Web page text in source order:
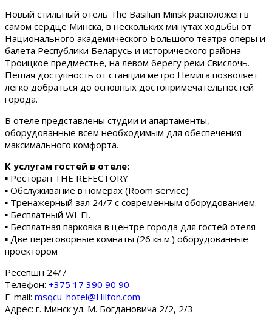
Новый стильный отель The Basilian Minsk расположен в
самом сердце Минска, в нескольких минутах ходьбы от
Национального академического Большого театра оперы и
балета Республики Беларусь и исторического района
Троицкое предместье, на левом берегу реки Свислочь.
Пешая доступность от станции метро Немига позволяет
легко добраться до основных достопримечательностей
города.
В отеле представлены студии и апартаменты,
оборудованные всем необходимым для обеспечения
максимального комфорта.
К услугам гостей в отеле:
▪ Ресторан THE REFECTORY
▪ Обслуживание в номерах (Room service)
▪ Тренажерный зал 24/7 с современным оборудованием.
▪ Бесплатный WI-FI.
▪ Бесплатная парковка в центре города для гостей отеля
▪ Две переговорные комнаты (26 кв.м.) оборудованные
проектором
Ресепшн 24/7
Tелефон: +375 17 390 90 90
E-mail: msqcu_hotel@Hilton.com
Адрес: г. Минск ул. М. Богдановича 2/2, 2/3